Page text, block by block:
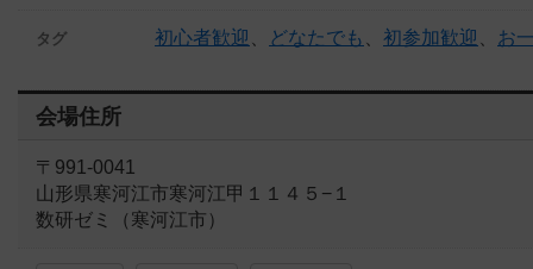
タグ 初心者歓迎 どなたでも 初参加歓迎 お
会場住所
〒991-0041
山形県寒河江市寒河江甲１１４５−１
数研ゼミ（寒河江市）